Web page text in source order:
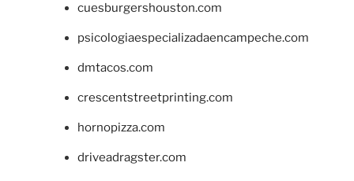
cuesburgershouston.com
psicologiaespecializadaencampeche.com
dmtacos.com
crescentstreetprinting.com
hornopizza.com
driveadragster.com